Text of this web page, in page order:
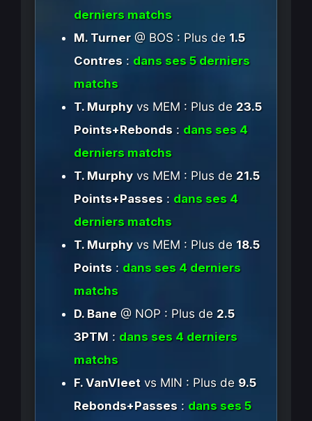
derniers matchs
M. Turner@ BOS : Plus de 1.5
Contres : dans ses 5 derniers
matchs
T. Murphyvs MEM : Plus de 23.5
Points+Rebonds : dans ses 4
derniers matchs
T. Murphyvs MEM : Plus de 21.5
Points+Passes : dans ses 4
derniers matchs
T. Murphyvs MEM : Plus de 18.5
Points : dans ses 4 derniers
matchs
D. Bane @ NOP : Plus de 2.5
3PTM : dans ses 4 derniers
matchs
F. VanVleet vs MIN : Plus de 9.5
Rebonds+Passes : dans ses 5